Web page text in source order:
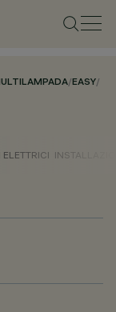
/EASY/
ELETTRICI